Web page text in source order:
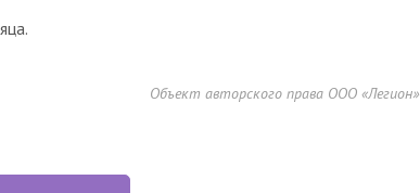
Объект авторского права ООО «Легион»